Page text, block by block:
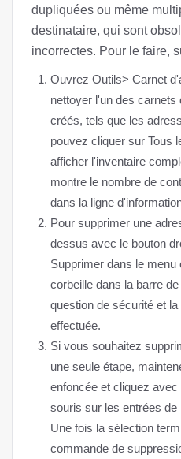
dupliquées ou même
destinataire, qui sont
incorrectes. Pour le faire,
Ouvrez Outils> Carnet
nettoyer l'un des
créés, tels que les
pouvez cliquer sur Tous
afficher l'inventaire
montre le nombre de
dans la ligne
Pour supprimer une
dessus avec le bouton
Supprimer dans le
corbeille dans la barre
question de sécurité et
effectuée.
Si vous souhaitez
une seule étape,
enfoncée et cliquez
souris sur les entrées
Une fois la sélection
commande de